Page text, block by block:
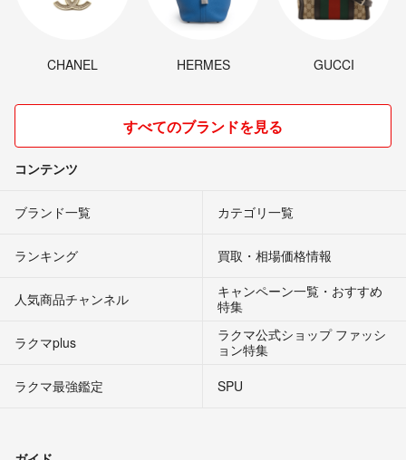
CHANEL HERMES GUCCI
すべてのブランドを見る
コンテンツ
ブランド一覧 カテゴリ一覧
ランキング 買取・相場価格情報
人気商品チャンネル
キャンペーン一覧・おすすめ
特集
ラクマplus
ラクマ公式ショップ ファッシ
ョン特集
ラクマ最強鑑定
SPU